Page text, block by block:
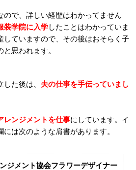
ので、詳しい経歴はわかってません
装学院に入学したことはわかっていま
していますので、その後はおそらく子
思われます。
た後は、 夫の仕事を手伝っていまし
レンジメントを仕事にしています。イ
は次のような肩書があります。
ジメント協会フラワーデザイナー